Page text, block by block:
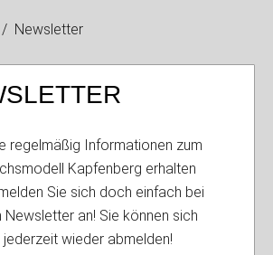
Newsletter
regelmäßig Informationen zum
Kapfenberg erhalten
Sie sich doch einfach bei
Newsletter an! Sie können sich
jederzeit wieder abmelden!